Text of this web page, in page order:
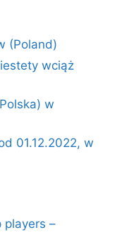
(Poland)
wciąż
w
01.12.2022, w
players –